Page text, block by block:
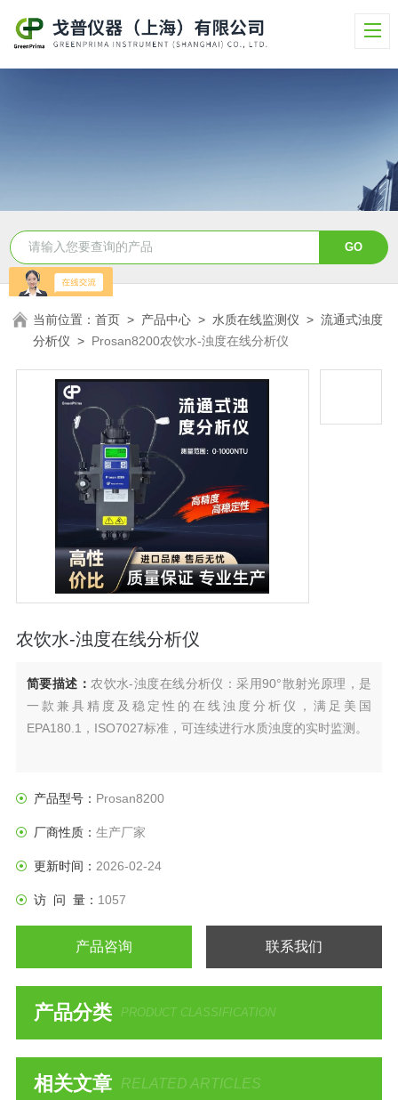
当前位置：首页 > 产品中心 > 水质在线监测仪 >流通式浊度
分析仪 > Prosan8200农饮水-浊度在线分析仪
农饮水-浊度在线分析仪
简要描述： 农饮水-浊度在线分析仪：采用90°散射光原理，是
一款兼具精度及稳定性的在线浊度分析仪，满足美国
EPA180.1，ISO7027标准，可连续进行水质浊度的实时监测。
产品型号： Prosan8200
厂商性质： 生产厂家
更新时间： 2026-02-24
访 问 量： 1057
产品咨询 联系我们
产品分类 PRODUCT CLASSIFICATION
相关文章 RELATED ARTICLES